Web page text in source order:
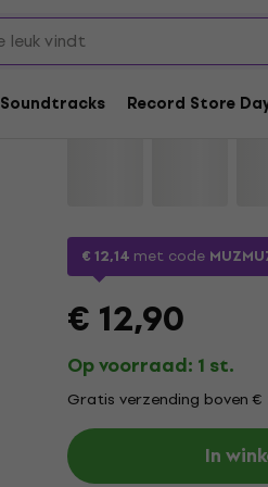
Soundtracks Record Store
Selena Gomez -
Merk: Selena Gomez
€ 12,14 met code
€ 12,90
Op voorraad: 1 st.
Gratis verzending boven €
In